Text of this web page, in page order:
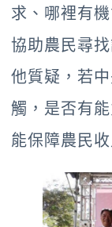
求、哪裡有
協助農民尋
他質疑，若
觸，是否有
能保障農民